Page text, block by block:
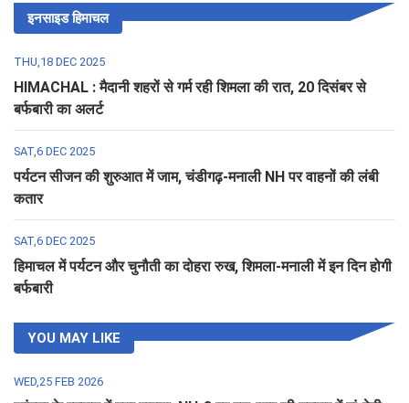
इनसाइड हिमाचल
THU,18 DEC 2025
HIMACHAL : मैदानी शहरों से गर्म रही शिमला की रात, 20 दिसंबर से
बर्फबारी का अलर्ट
SAT,6 DEC 2025
पर्यटन सीजन की शुरुआत में जाम, चंडीगढ़-मनाली NH पर वाहनों की लंबी
कतार
SAT,6 DEC 2025
हिमाचल में पर्यटन और चुनौती का दोहरा रुख, शिमला-मनाली में इन दिन होगी
बर्फबारी
YOU MAY LIKE
WED,25 FEB 2026